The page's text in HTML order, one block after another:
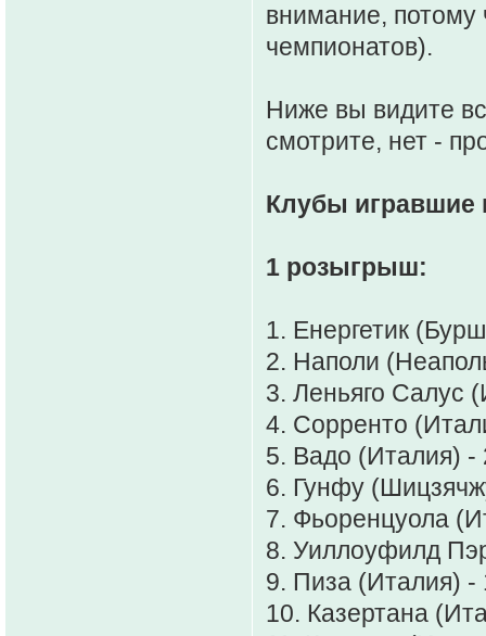
внимание, потому
чемпионатов).
Ниже вы видите
смотрите, нет -
Клубы игравшие
1 розыгрыш:
1. Енергетик
2. Наполи
3. Леньяго Салус
4. Сорренто
5. Вадо (Италия) -
6. Гунфу
7. Фьоренцуола
8. Уиллоуфилд
9. Пиза (Италия) -
10. Казертана